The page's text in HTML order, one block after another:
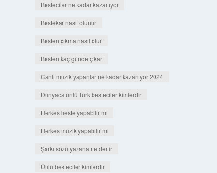
Besteciler ne kadar kazanıyor
Bestekar nasıl olunur
Besten çıkma nasıl olur
Besten kaç günde çıkar
Canlı müzik yapanlar ne kadar kazanıyor 2024
Dünyaca ünlü Türk besteciler kimlerdir
Herkes beste yapabilir mi
Herkes müzik yapabilir mi
Şarkı sözü yazana ne denir
Ünlü besteciler kimlerdir